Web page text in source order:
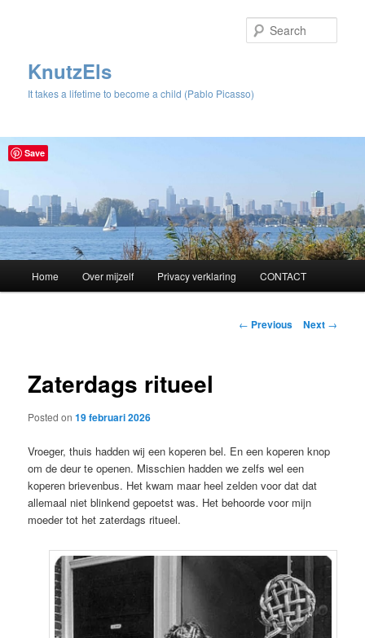
KnutzEls
It takes a lifetime to become a child (Pablo Picasso)
Skip
content
Home Over mijzelf Privacy verklaring CONTACT
Post
← Previous Next →
Zaterdags ritueel
Posted on19 februari 2026
Vroeger, thuis hadden wij een koperen bel. En een koperen knop
om de deur te openen. Misschien hadden we zelfs wel een
koperen brievenbus. Het kwam maar heel zelden voor dat dat
allemaal niet blinkend gepoetst was. Het behoorde voor mijn
moeder tot het zaterdags ritueel.
Save